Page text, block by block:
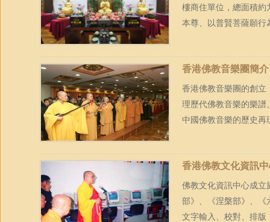
樓商住單位，總面積約
本尊、以普賢菩薩願行
香港佛教音樂團簡介
香港佛教音樂團的創立
理歷代佛教音樂的樂譜
中國佛教音樂的歷史再
香港佛教文化資訊
佛教文化資訊中心成立
部》、《涅槃部》、《
文字輸入、校對、排版